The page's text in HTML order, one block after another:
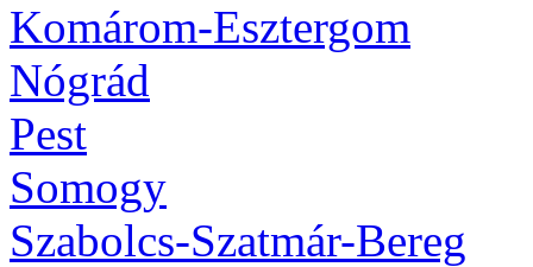
Komárom-Esztergom
Nógrád
Pest
Somogy
Szabolcs-Szatmár-Bereg